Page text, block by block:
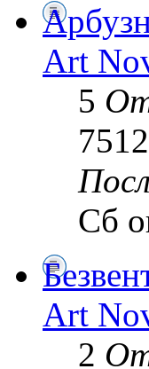
Art
5
Сб
Art
2